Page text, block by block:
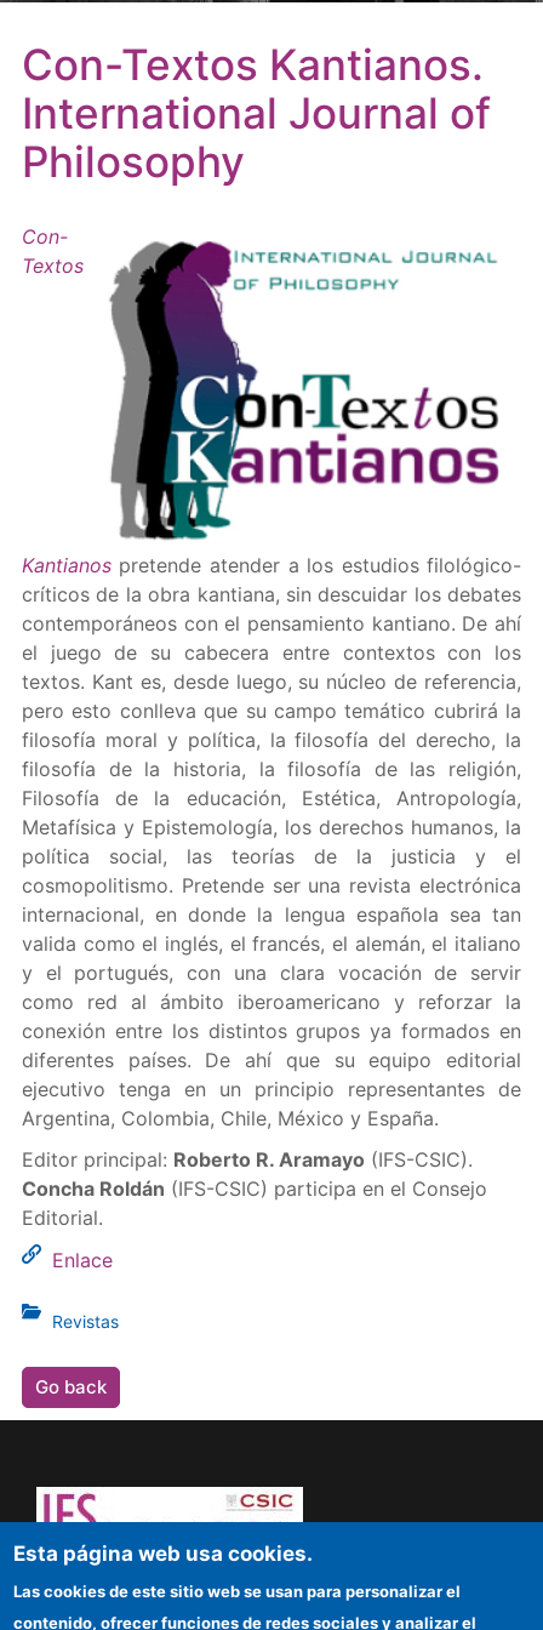
Con-Textos Kantianos.
International Journal of
Philosophy
Con-
Textos
Kantianospretende atender a los estudios filológico-
críticos de la obra kantiana, sin descuidar los debates
contemporáneos con el pensamiento kantiano. De ahí
el juego de su cabecera entre contextos con los
textos. Kant es, desde luego, su núcleo de referencia,
pero esto conlleva que su campo temático cubrirá la
filosofía moral y política, la filosofía del derecho, la
filosofía de la historia, la filosofía de las religión,
Filosofía de la educación, Estética, Antropología,
Metafísica y Epistemología, los derechos humanos, la
política social, las teorías de la justicia y el
cosmopolitismo. Pretende ser una revista electrónica
internacional, en donde la lengua española sea tan
valida como el inglés, el francés, el alemán, el italiano
y el portugués, con una clara vocación de servir
como red al ámbito iberoamericano y reforzar la
conexión entre los distintos grupos ya formados en
diferentes países. De ahí que su equipo editorial
ejecutivo tenga en un principio representantes de
Argentina, Colombia, Chile, México y España.
Editor principal: Roberto R. Aramayo (IFS-CSIC).
Concha Roldán (IFS-CSIC) participa en el Consejo
Editorial.
Enlace
Revistas
Go back
Dare to think! Sapere aude!
Esta página web usa cookies.
Las cookies de este sitio web se usan para personalizar el
contenido, ofrecer funciones de redes sociales y analizar el